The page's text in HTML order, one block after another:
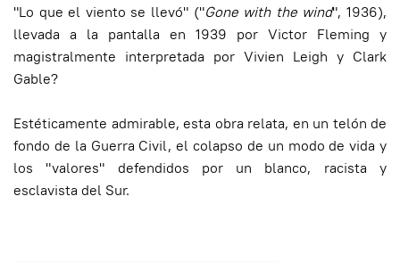
"Lo que el viento se llevó" ("Gone with the wind", 1936),
llevada a la pantalla en 1939 por Victor Fleming y
magistralmente interpretada por Vivien Leigh y Clark
Gable?
Estéticamente admirable, esta obra relata, en un telón de
fondo de la Guerra Civil, el colapso de un modo de vida y
los "valores" defendidos por un blanco, racista y
esclavista del Sur.